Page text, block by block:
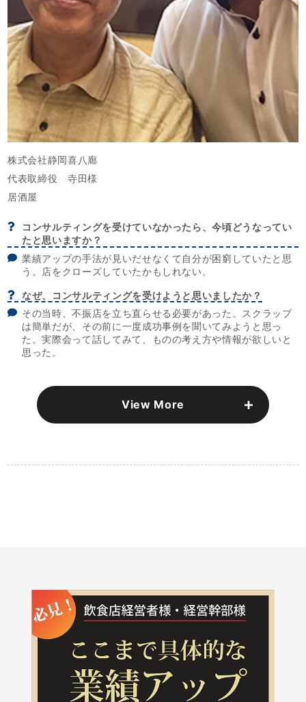
株式会社静岡喜八廊
代表取締役 寺田様
居酒屋
コンサルティングを受けていなかったら、今頃どうなってい
たと思いますか？
業績アップの手法が見いだせなくて自分が困窮していたと思
う。店をクローズしていたかもしれない。
なぜ、コンサルティングを受けようと思いましたか？
その当時、不振店を立ち直らせる必要があった。スクラップ
は簡単だが、その前に一度成功事例を聞いてみようと思っ
た。実際会って話してみて、ものの考え方や情報が欲しいと
思った。
View More